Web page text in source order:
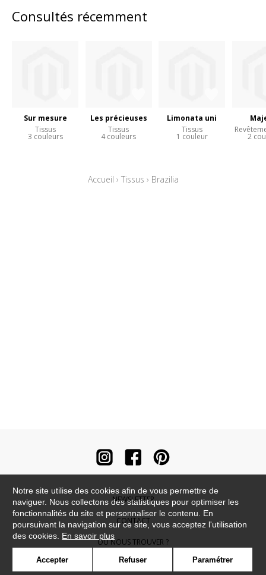
Consultés récemment
Sur mesure
Tissus
3 couleurs
Les précieuses
Tissus
4 couleurs
Limonata uni
Tissus
1 couleur 2
Accueil › Tissus › Brazilia
NEWSLETTER
CONTACT
OÙ NOUS TROUVER ?
CONTRACT
Notre site utilise des cookies afin de vous permettre de
naviguer. Nous collectons des statistiques pour optimiser les
fonctionnalités du site et personnaliser le contenu. En
poursuivant la navigation sur ce site, vous acceptez l'utilisation
des cookies. En savoir plus
Accepter Refuser Paramétrer